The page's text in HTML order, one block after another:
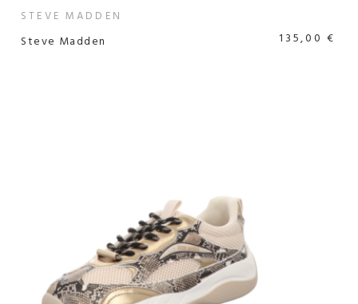
STEVE MADDEN
Steve Madden 135,00 €